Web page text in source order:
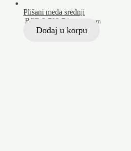
Plišani meda srednji
RSD 2.702,74 Sa PDV-om
Dodaj u korpu